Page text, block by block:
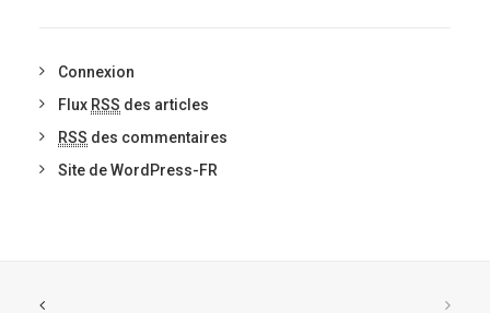
Connexion
Flux RSS des articles
RSS des commentaires
Site de WordPress-FR